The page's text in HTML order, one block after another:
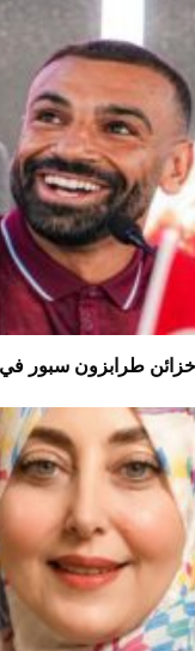
طرابزون سبور في 3 أيام